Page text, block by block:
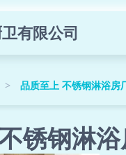
有限公司
> 品质至上 不锈钢淋浴房
锈钢淋